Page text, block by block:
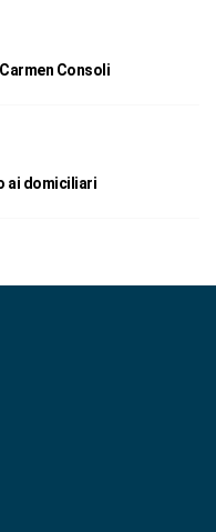
Consoli
ai domiciliari